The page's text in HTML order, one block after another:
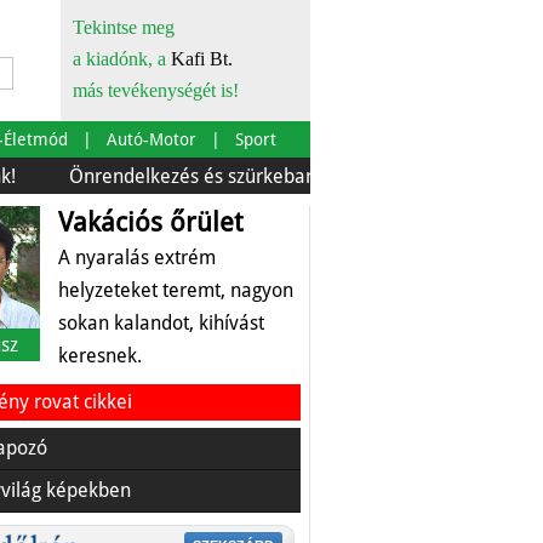
Tekintse meg
a kiadónk, a Kafi Bt.
más tevékenységét is!
Életmód Autó-Motor Sport
és szürkebarát Európára is szabták
Vakációs őrület
A nyaralás extrém
helyzeteket teremt, nagyon
sokan kalandot, kihívást
keresnek.
rovat cikkei
képekben